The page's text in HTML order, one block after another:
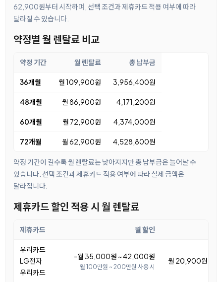
62,900원부터 시작하며, 선택 조건과 제휴카드 적용 여부에 따라
달라질 수 있습니다.
약정별 월 렌탈료 비교
약정 기간 월 렌탈료 총 납부금
36개월 월 109,900원 3,956,400원
48개월 월 86,900원 4,171,200원
60개월 월 72,900원 4,374,000원
72개월 월 62,900원 4,528,800원
약정 기간이 길수록 월 렌탈료는 낮아지지만 총 납부금은 늘어날 수
있습니다. 선택 조건과 제휴카드 적용 여부에 따라 실제 금액은
달라집니다.
제휴카드 할인 적용 시 월 렌탈료
제휴카드 월 할인
우리카드
LG전자
우리카드
-월 35,000원 ~ 42,000원
월 100만원 ~ 200만원 사용 시
월 20,900원 ~